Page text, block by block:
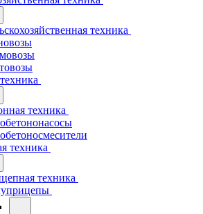
техника
техника
техника
техника